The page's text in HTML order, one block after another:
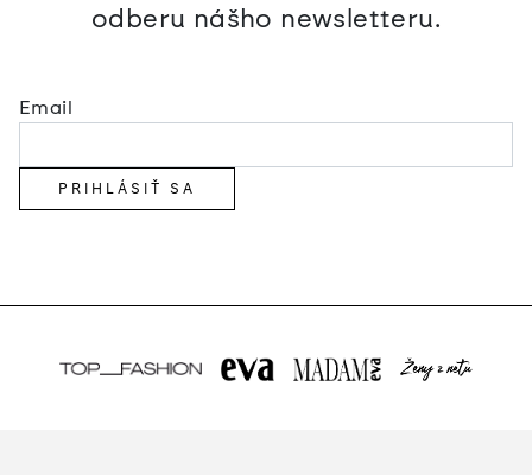
odberu nášho newsletteru.
Email
PRIHLÁSIŤ SA